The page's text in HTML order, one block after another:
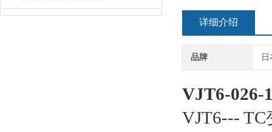
详细介绍
品牌
VJT6-026-
VJT6--- TC